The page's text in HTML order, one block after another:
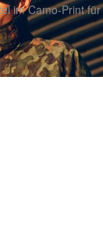
im Camo-Print